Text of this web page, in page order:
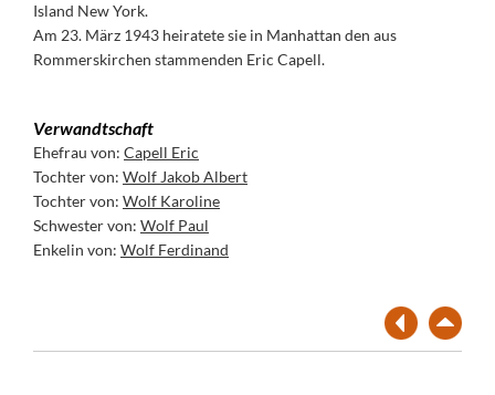
Island New York.
Am 23. März 1943 heiratete sie in Manhattan den aus
Rommerskirchen stammenden Eric Capell.
Verwandtschaft
Ehefrau von: Capell Eric
Tochter von: Wolf Jakob Albert
Tochter von: Wolf Karoline
Schwester von: Wolf Paul
Enkelin von: Wolf Ferdinand